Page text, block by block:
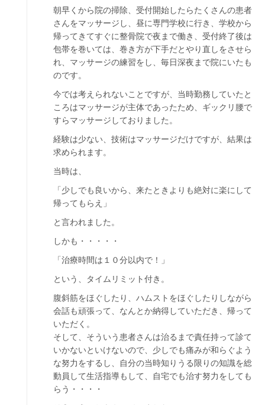
朝早くから院の掃除、受付開始したらたくさんの患者
さんをマッサージし、昼に専門学校に行き、学校から
帰ってきてすぐに整骨院で夜まで働き、受付終了後は
包帯を巻いては、巻き方が下手だとやり直しをさせら
れ、マッサージの練習をし、毎日深夜まで院にいたも
のです。
今では考えられないことですが、当時勤務していたと
ころはマッサージが主体であったため、ギックリ腰で
すらマッサージしておりました。
経験は少ない、技術はマッサージだけですが、結果は
求められます。
当時は、
「少しでも良いから、来たときよりも絶対に楽にして
帰ってもらえ」
と言われました。
しかも・・・・・
「治療時間は１０分以内で！」
という、タイムリミット付き。
腹斜筋をほぐしたり、ハムストをほぐしたりしながら
会話も頑張って、なんとか納得していただき、帰って
いただく。
そして、そういう患者さんは治るまで責任持って診て
いかないといけないので、少しでも痛みが和らぐよう
な努力をするし、自分の当時知りうる限りの知識を総
動員して生活指導もして、自宅でも治す努力をしても
らう・・・・